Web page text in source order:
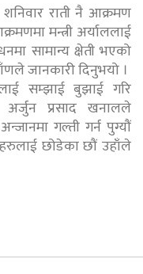
शनिवार राती नै आक्रमण
मन्त्री अर्याललाई
सामान्य क्षेती भएको
जानकारी दिनुभयो ।
सम्झाई बुझाई गरि
अर्जुन प्रसाद खनालले
गल्ती गर्न पुग्यौं
छोडेका छौं उहाँले